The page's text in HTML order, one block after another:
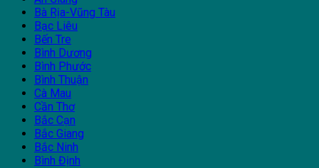
Bà Rịa-Vũng Tàu
Bạc Liêu
Bến Tre
Bình Dương
Bình Phước
Bình Thuận
Cà Mau
Cần Thơ
Bắc Cạn
Bắc Giang
Bắc Ninh
Bình Định